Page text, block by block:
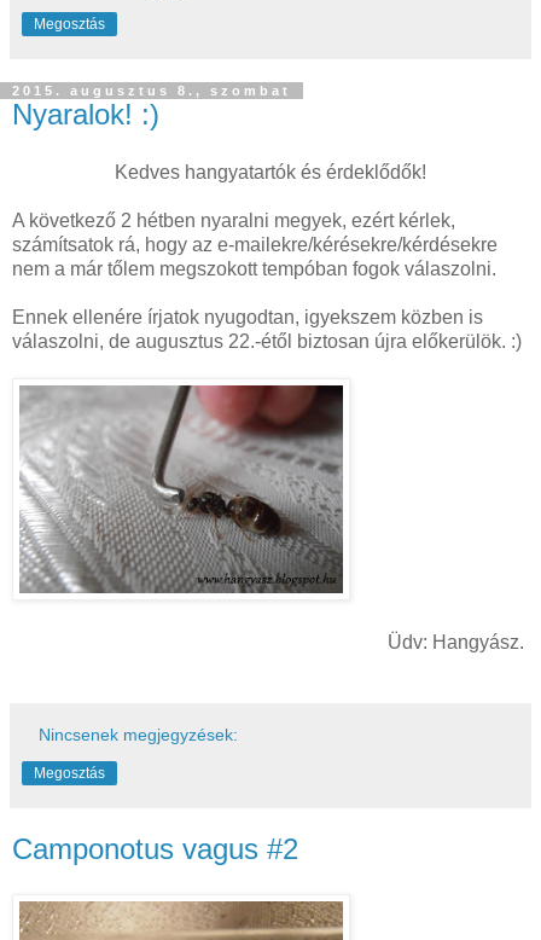
Megosztás
2015. augusztus 8., szombat
Nyaralok! :)
Kedves hangyatartók és érdeklődők!
A következő 2 hétben nyaralni megyek, ezért kérlek,
számítsatok rá, hogy az e-mailekre/kérésekre/kérdésekre
nem a már tőlem megszokott tempóban fogok válaszolni.
Ennek ellenére írjatok nyugodtan, igyekszem közben is
válaszolni, de augusztus 22.-étől biztosan újra előkerülök. :)
Üdv: Hangyász.
Nincsenek megjegyzések:
Megosztás
Camponotus vagus #2